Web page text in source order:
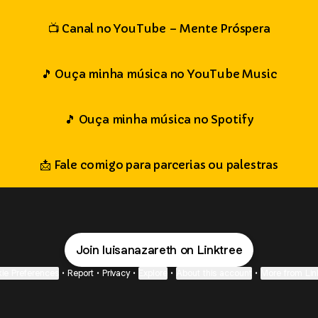
📺 Canal no YouTube – Mente Próspera
🎵 Ouça minha música no YouTube Music
🎵 Ouça minha música no Spotify
📩 Fale comigo para parcerias ou palestras
Join luisanazareth on Linktree
• Report • Privacy • • •